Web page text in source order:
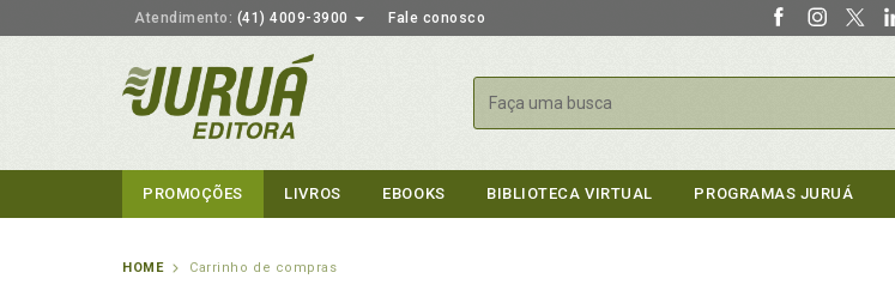
Atendimento: (41) 4009-3900 Fale conosco
Buscar
PROMOÇÕES LIVROS EBOOKS BIBLIOTECA VIRTUAL PROGRAMAS JURUÁ
HOME Carrinho de compras